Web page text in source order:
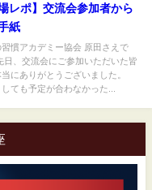
場レポ】交流会参加者から
紙
習慣アカデミー協会 原田さえで
日、交流会にご参加いただいた皆
にありがとうございました。
しても予定が合わなかった...